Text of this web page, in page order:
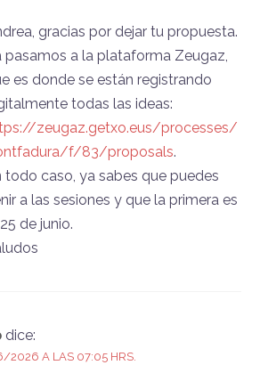
gracias por dejar tu propuesta.
pasamos a la plataforma Zeugaz,
es donde se están registrando
todas las ideas:
zeugaz.getxo.eus/processes/
f/83/proposals.
todo caso, ya sabes que puedes
a las sesiones y que la primera es
de junio.
dice:
A LAS 07:05 HRS.